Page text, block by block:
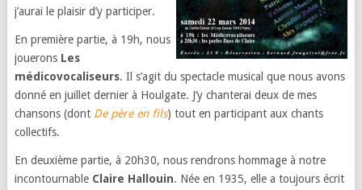
j’aurai le plaisir d’y participer.
En première partie, à 19h, nous
jouerons Les
médicovocaliseurs. Il s’agit du spectacle musical que nous avons
donné en juillet dernier à Houlgate. J’y chanterai deux de mes
chansons (dont De père en fils) tout en participant aux chants
collectifs.
En deuxième partie, à 20h30, nous rendrons hommage à notre
incontournable Claire Hallouin. Née en 1935, elle a toujours écrit